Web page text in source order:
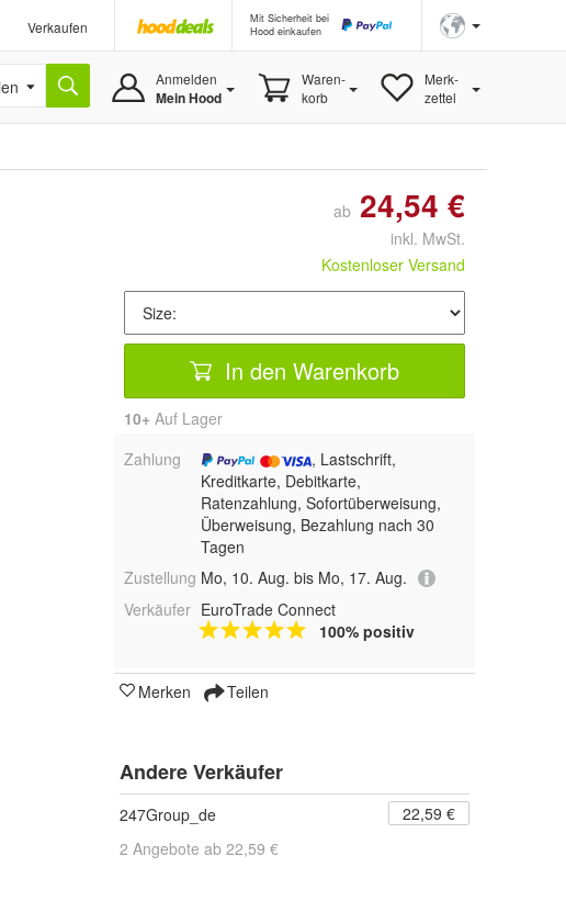
Verkaufen
Mit Sicherheit bei
Hood einkaufen
Anmelden
Mein Hood
Waren-
korb
Merk-
zettel
ab 24,54 €
inkl. MwSt.
Kostenloser Versand
In den Warenkorb
10+ Auf Lager
Zahlung
, Lastschrift,
Kreditkarte, Debitkarte,
Ratenzahlung, Sofortüberweisung,
Überweisung, Bezahlung nach 30
Tagen
Zustellung Mo, 10. Aug. bis Mo, 17. Aug.
Verkäufer EuroTrade Connect
100% positiv
Merken Teilen
Andere Verkäufer
247Group_de
22,59 €
2 Angebote ab 22,59 €